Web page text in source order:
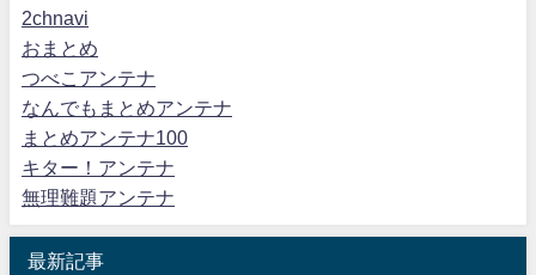
2chnavi
おまとめ
つべこアンテナ
なんでもまとめアンテナ
まとめアンテナ100
キター！アンテナ
無理難題アンテナ
最新記事